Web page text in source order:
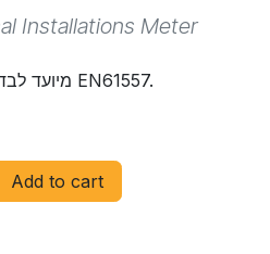
Installations Meter
מיועד לבדוק מתקני חשמל על פי תקני EN61557.
Add to cart